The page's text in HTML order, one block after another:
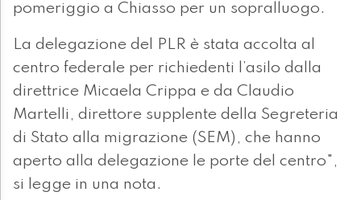
pomeriggio a Chiasso per un sopralluogo.
La delegazione del PLR è stata accolta al
centro federale per richiedenti l’asilo dalla
direttrice Micaela Crippa e da Claudio
Martelli, direttore supplente della Segreteria
di Stato alla migrazione (SEM), che hanno
aperto alla delegazione le porte del centro",
si legge in una nota.